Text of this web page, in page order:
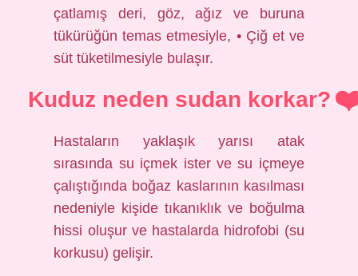
çatlamış deri, göz, ağız ve buruna
tükürüğün temas etmesiyle, • Çiğ et ve
süt tüketilmesiyle bulaşır.
Kuduz neden sudan korkar?
Hastaların yaklaşık yarısı atak
sırasında su içmek ister ve su içmeye
çalıştığında boğaz kaslarının kasılması
nedeniyle kişide tıkanıklık ve boğulma
hissi oluşur ve hastalarda hidrofobi (su
korkusu) gelişir.